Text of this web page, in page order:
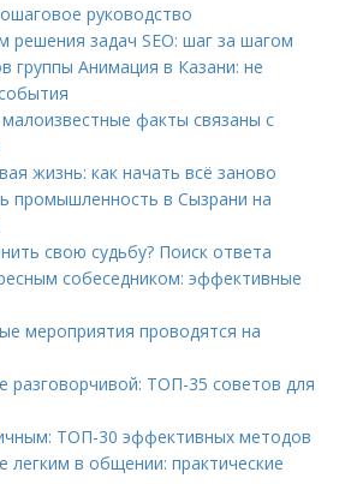
руководство
решения задач SEO: шаг за шагом
группы Анимация в Казани: не
факты связаны с
жизнь: как начать всё заново
промышленность в Сызрани на
свою судьбу? Поиск ответа
собеседником: эффективные
мероприятия проводятся на
разговорчивой: ТОП-35 советов для
ТОП-30 эффективных методов
легким в общении: практические